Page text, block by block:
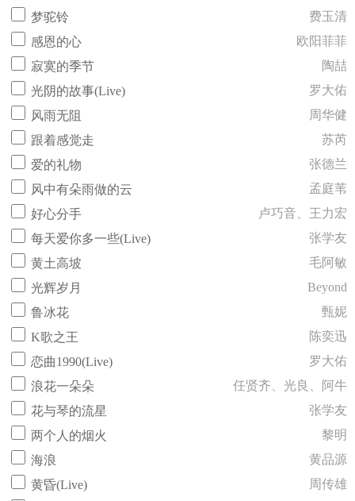
梦驼铃
费玉清
感恩的心
欧阳菲菲
寂寞的季节
陶喆
光阴的故事(Live)
罗大佑
风雨无阻
周华健
跟着感觉走
苏芮
爱的礼物
张德兰
风中有朵雨做的云
孟庭苇
好心分手
卢巧音、王力宏
每天爱你多一些(Live)
张学友
黄土高坡
毛阿敏
光辉岁月
Beyond
鲁冰花
甄妮
K歌之王
陈奕迅
恋曲1990(Live)
罗大佑
浪花一朵朵
任贤齐、光良、阿牛
花与琴的流星
张学友
两个人的烟火
黎明
海浪
黄品源
黄昏(Live)
周传雄